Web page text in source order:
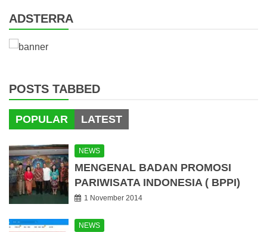
ADSTERRA
POSTS TABBED
POPULAR LATEST
NEWS
MENGENAL BADAN PROMOSI
PARIWISATA INDONESIA ( BPPI)
1 November 2014
NEWS